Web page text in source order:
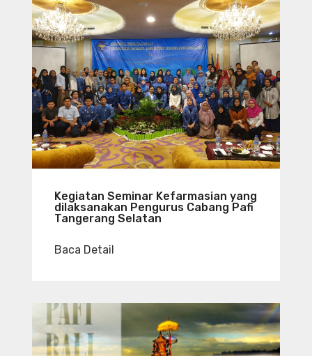
Kegiatan Seminar Kefarmasian yang
dilaksanakan Pengurus Cabang Pafi
Tangerang Selatan
Baca Detail